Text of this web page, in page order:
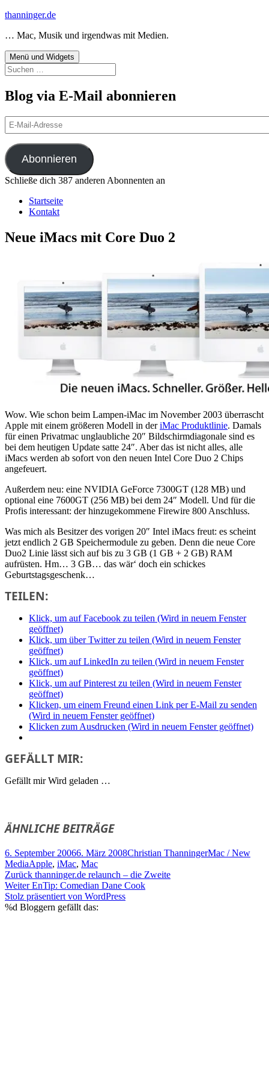
Zum
springen
thanninger.de
… Mac, Musik und irgendwas mit Medien.
Menü und Widgets
Suchen
nach:
Blog via E-Mail abonnieren
E-
Mail-
Adresse
Abonnieren
Schließe dich 387 anderen Abonnenten an
Startseite
Kontakt
Neue iMacs mit Core Duo 2
Wow. Wie schon beim Lampen-iMac im November 2003 überrascht
Apple mit einem größeren Modell in deriMac Produktlinie. Damals
für einen Privatmac unglaubliche 20″ Bildschirmdiagonale sind es
bei dem heutigen Update satte 24″. Aber das ist nicht alles, alle
iMacs werden ab sofort von den neuen Intel Core Duo 2 Chips
angefeuert.
Außerdem neu: eine NVIDIA GeForce 7300GT (128 MB) und
optional eine 7600GT (256 MB) bei dem 24″ Modell. Und für die
Profis interessant: der hinzugekommene Firewire 800 Anschluss.
Was mich als Besitzer des vorigen 20″ Intel iMacs freut: es scheint
jetzt endlich 2 GB Speichermodule zu geben. Denn die neue Core
Duo2 Linie lässt sich auf bis zu 3 GB (1 GB + 2 GB) RAM
aufrüsten. Hm… 3 GB… das wär‘ doch ein schickes
Geburtstagsgeschenk…
TEILEN:
Klick, um auf Facebook zu teilen (Wird in neuem Fenster
geöffnet)
Klick, um über Twitter zu teilen (Wird in neuem Fenster
geöffnet)
Klick, um auf LinkedIn zu teilen (Wird in neuem Fenster
geöffnet)
Klick, um auf Pinterest zu teilen (Wird in neuem Fenster
geöffnet)
Klicken, um einem Freund einen Link per E-Mail zu senden
(Wird in neuem Fenster geöffnet)
Klicken zum Ausdrucken (Wird in neuem Fenster geöffnet)
GEFÄLLT MIR:
Gefällt mir Wird geladen …
ÄHNLICHE BEITRÄGE
Veröffentlicht
am
6. September 20066. März 2008Autor
Christian ThanningerKategorien
Mac / New
MediaSchlagwörter
Apple, iMac, Mac
Beitragsnavigation
Zurück Vorheriger
Beitrag:
thanninger.de relaunch – die Zweite
Weiter Nächster
Beitrag:
EnTip: Comedian Dane Cook
Stolz präsentiert von WordPress
%d Bloggern gefällt das: